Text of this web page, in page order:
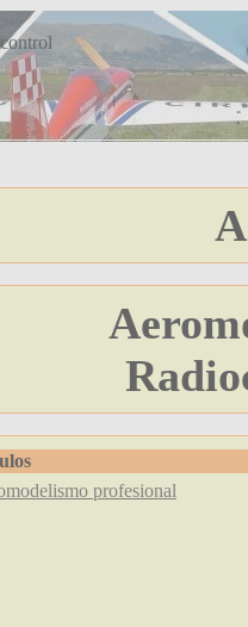
profesional